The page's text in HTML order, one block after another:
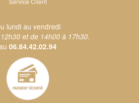
lundi au vendredi
et de 14h00 à 17h30.
06.84.42.02.94